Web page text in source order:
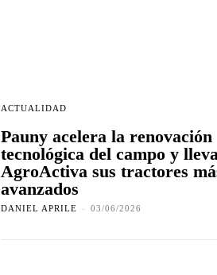
ACTUALIDAD
Pauny acelera la renovación
tecnológica del campo y
AgroActiva sus tractores
avanzados
DANIEL APRILE - 03/06/2026